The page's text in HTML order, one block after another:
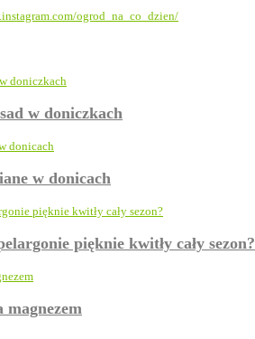
ogrod_na_co_dzien/
w doniczkach
w donicach
pięknie kwitły cały sezon?